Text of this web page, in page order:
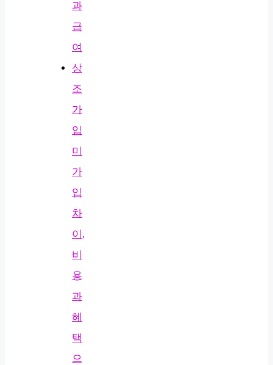
과
급
여
상
조
가
입
미
가
입
차
이,
비
용
과
혜
택
으